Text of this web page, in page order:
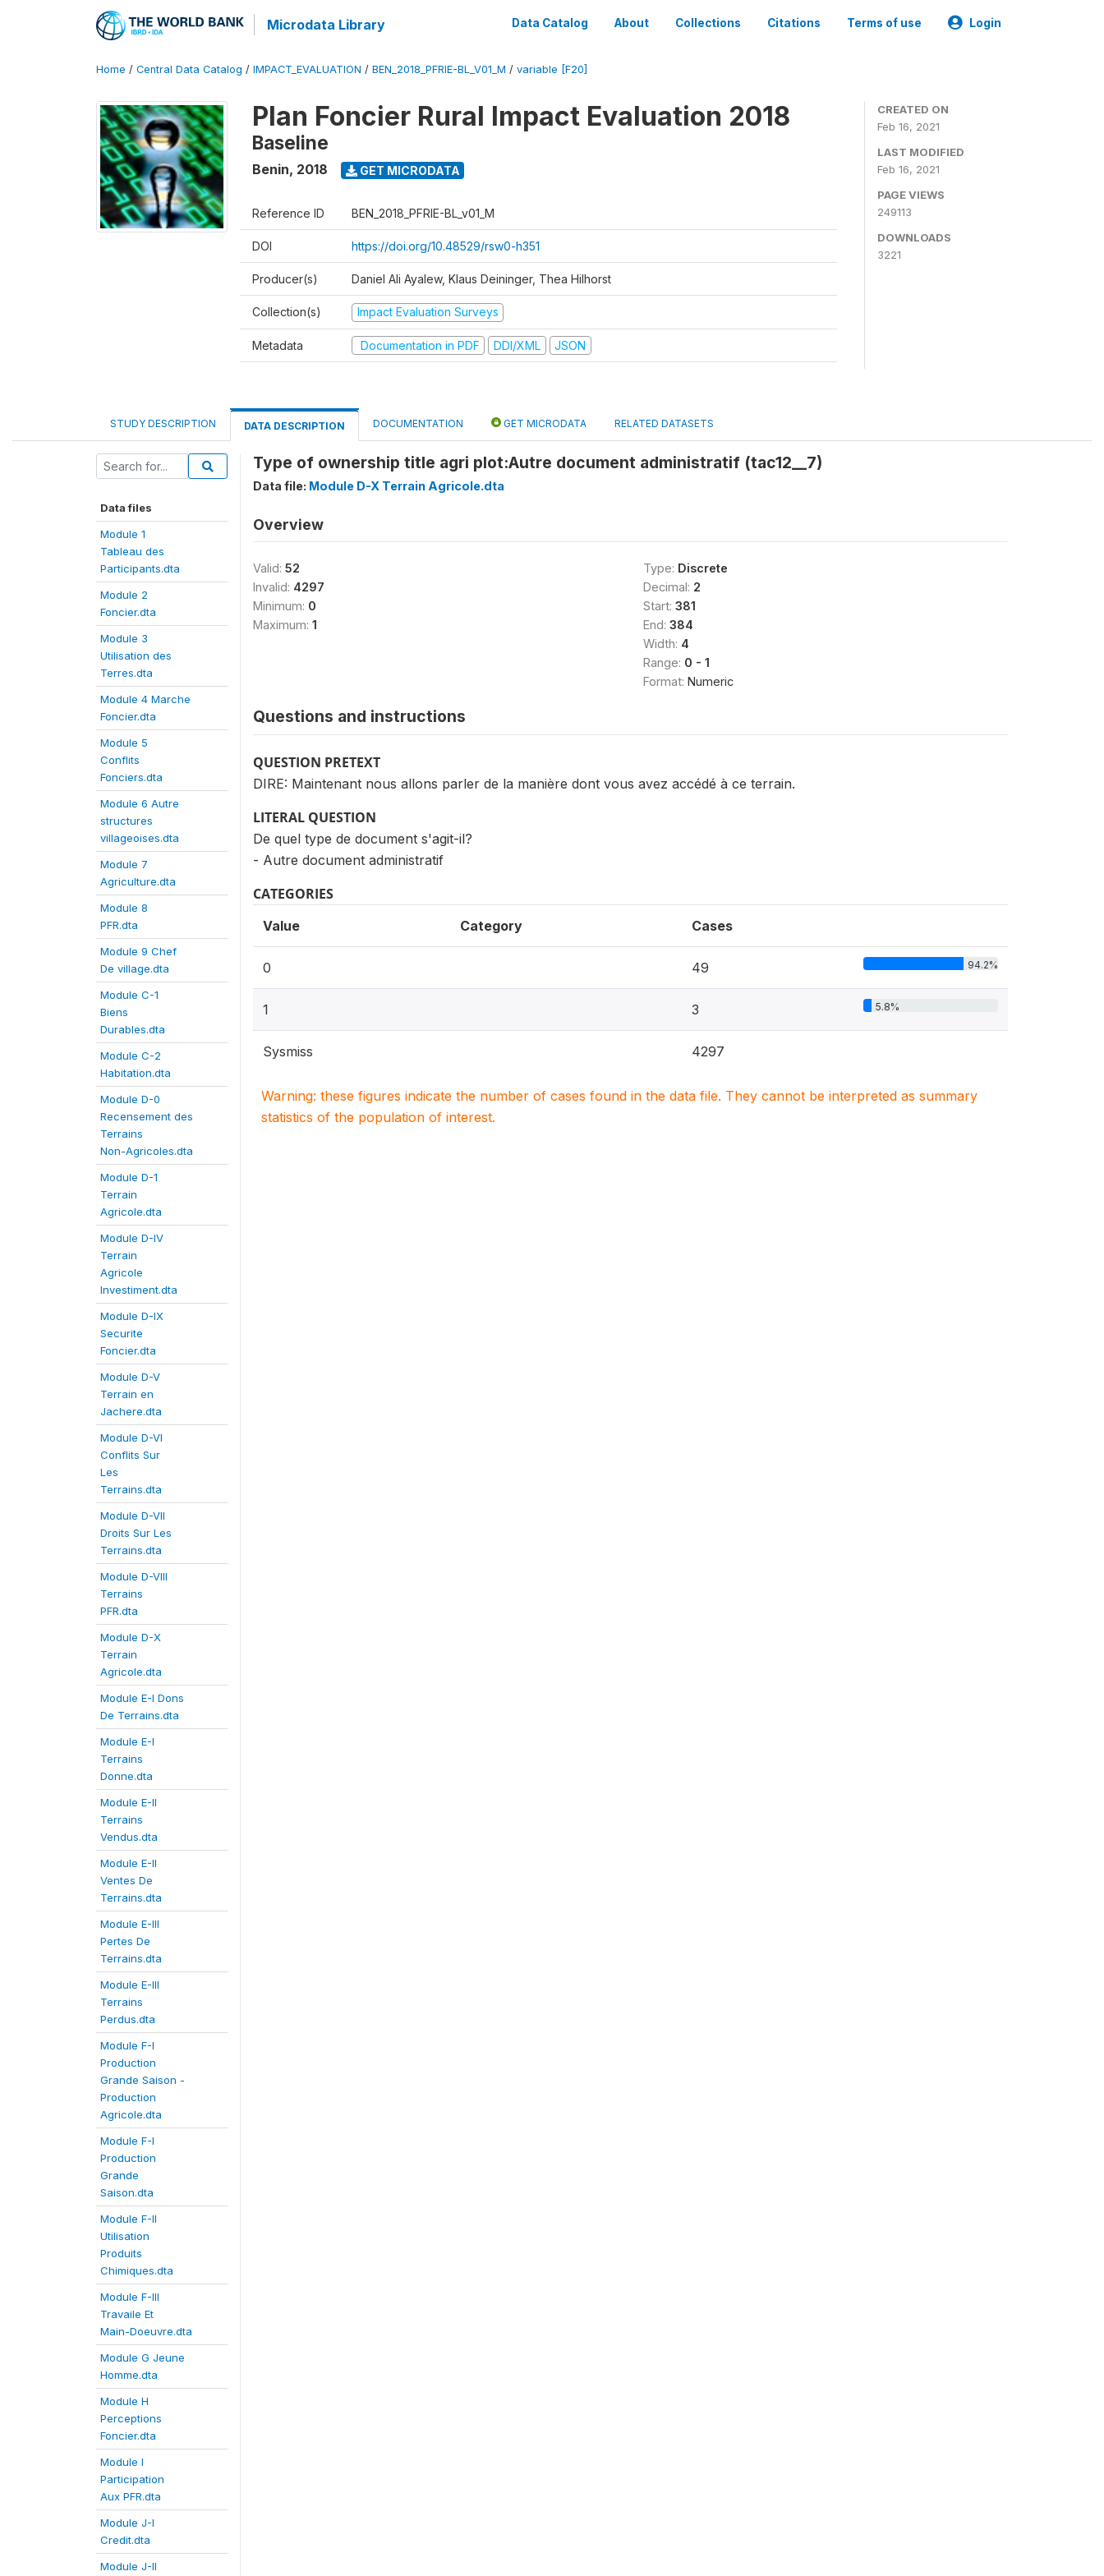
Microdata Library Data Catalog About Collections Citations Terms of use Login
Home / Central Data Catalog / IMPACT_EVALUATION / BEN_2018_PFRIE-BL_V01_M / variable [F20]
Plan Foncier Rural Impact Evaluation 2018
Baseline
Benin, 2018 GET MICRODATA
Reference ID BEN_2018_PFRIE-BL_v01_M
DOI https://doi.org/10.48529/rsw0-h351
Producer(s) Daniel Ali Ayalew, Klaus Deininger, Thea Hilhorst
Collection(s) Impact Evaluation Surveys
Metadata Documentation in PDF DDI/XML JSON
CREATED ON
Feb 16, 2021
LAST MODIFIED
Feb 16, 2021
PAGE VIEWS
249113
DOWNLOADS
3221
STUDY DESCRIPTION DATA DESCRIPTION DOCUMENTATION GET MICRODATA RELATED DATASETS
Data files
Module 1
Tableau des
Participants.dta
Module 2
Foncier.dta
Module 3
Utilisation des
Terres.dta
Module 4 Marche
Foncier.dta
Module 5
Conflits
Fonciers.dta
Module 6 Autre
structures
villageoises.dta
Module 7
Agriculture.dta
Module 8
PFR.dta
Module 9 Chef
De village.dta
Module C-1
Biens
Durables.dta
Module C-2
Habitation.dta
Module D-0
Recensement des
Terrains
Non-Agricoles.dta
Module D-1
Terrain
Agricole.dta
Module D-IV
Terrain
Agricole
Investiment.dta
Module D-IX
Securite
Foncier.dta
Module D-V
Terrain en
Jachere.dta
Module D-VI
Conflits Sur
Les
Terrains.dta
Module D-VII
Droits Sur Les
Terrains.dta
Module D-VIII
Terrains
PFR.dta
Module D-X
Terrain
Agricole.dta
Module E-I Dons
De Terrains.dta
Module E-I
Terrains
Donne.dta
Module E-II
Terrains
Vendus.dta
Module E-II
Ventes De
Terrains.dta
Module E-III
Pertes De
Terrains.dta
Module E-III
Terrains
Perdus.dta
Module F-I
Production
Grande Saison -
Production
Agricole.dta
Module F-I
Production
Grande
Saison.dta
Module F-II
Utilisation
Produits
Chimiques.dta
Module F-III
Travaile Et
Main-Doeuvre.dta
Module G Jeune
Homme.dta
Module H
Perceptions
Foncier.dta
Module I
Participation
Aux PFR.dta
Module J-I
Credit.dta
Module J-II
Type of ownership title agri plot:Autre document administratif (tac12__7)
Data file: Module D-X Terrain Agricole.dta
Overview
Valid: 52
Invalid: 4297
Minimum: 0
Maximum: 1
Type: Discrete
Decimal: 2
Start: 381
End: 384
Width: 4
Range: 0 - 1
Format: Numeric
Questions and instructions
QUESTION PRETEXT
DIRE: Maintenant nous allons parler de la manière dont vous avez accédé à ce terrain.
LITERAL QUESTION
De quel type de document s'agit-il?
- Autre document administratif
CATEGORIES
Value Category Cases
0 49 94.2%
1 3 5.8%
Sysmiss 4297
Warning: these figures indicate the number of cases found in the data file. They cannot be interpreted as summary
statistics of the population of interest.